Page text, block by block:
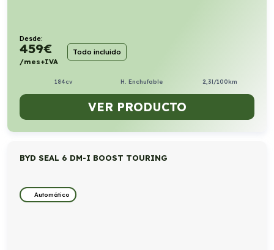
Desde:
459€
/mes+IVA
Todo incluido
184cv H. Enchufable 2,3l/100km
VER PRODUCTO
BYD SEAL 6 DM-I BOOST TOURING
Automático